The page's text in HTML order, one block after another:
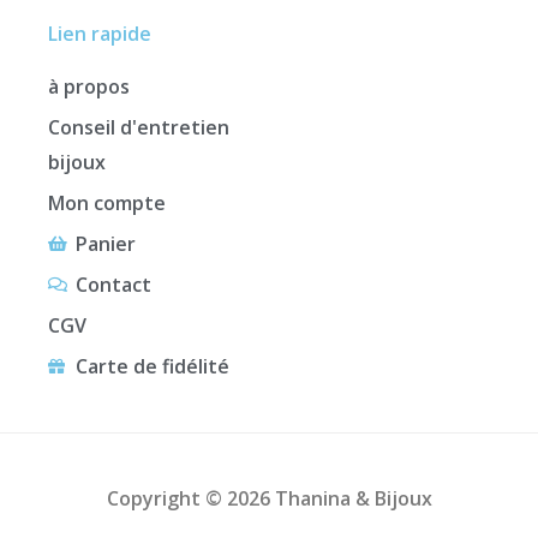
Lien rapide
à propos
Conseil d'entretien
bijoux
Mon compte
Panier
Contact
CGV
Carte de fidélité
Copyright © 2026 Thanina & Bijoux